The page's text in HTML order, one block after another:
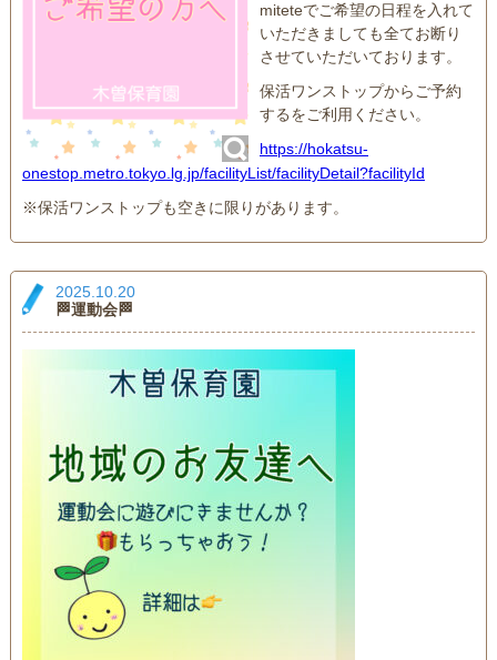
miteteでご希望の日程を入れて
いただきましても全てお断り
させていただいております。
保活ワンストップからご予約
するをご利用ください。
https://hokatsu-
onestop.metro.tokyo.lg.jp/facilityList/facilityDetail?facilityId
※保活ワンストップも空きに限りがあります。
2025.10.20
🏁運動会🏁